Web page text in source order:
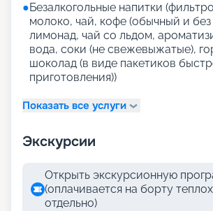
●Безалкогольные напитки
молоко, чай, кофе (обычный и
лимонад, чай со льдом,
вода, соки (не свежевыжатые),
шоколад (в виде пакетиков
приготовления))
Показать все услуги
Экскурсии
Открыть экскурсионную
(оплачивается на борту
отдельно)